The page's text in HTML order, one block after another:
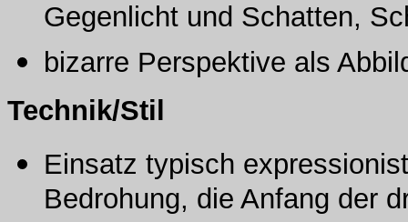
Gegenlicht und Schatten,
bizarre Perspektive als
Technik/Stil
Einsatz typisch
Bedrohung, die Anfang der